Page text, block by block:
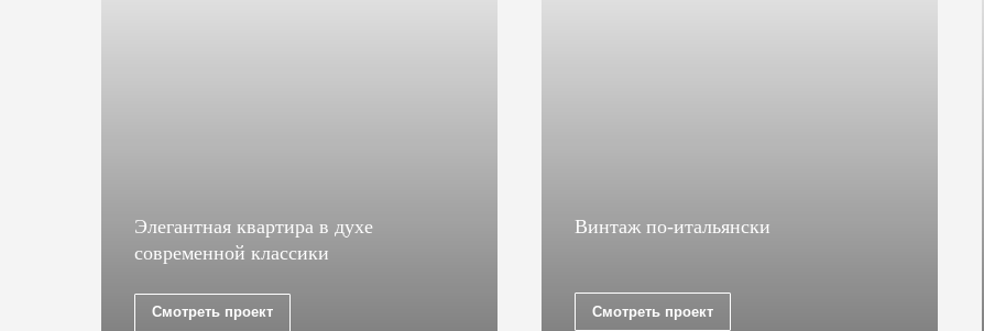
Элегантная квартира в духе
современной классики
Смотреть проект
Винтаж по-итальянски
Смотреть проект